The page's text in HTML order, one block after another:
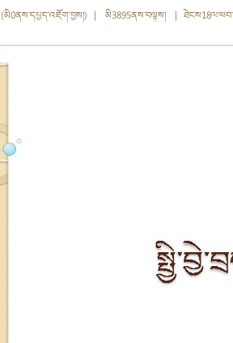
(མི0ནས་དཔྱད་འཇོག་བྱས།) | མི3895ནས་བལྟས། |